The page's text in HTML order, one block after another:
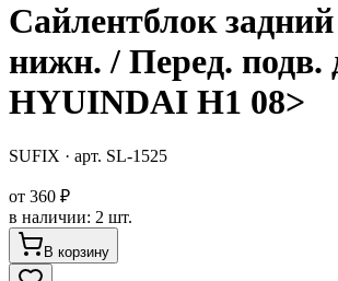
Сайлентблок
нижн. / Перед. подв.
HYUINDAI H1 08>
SUFIX · арт. SL-1525
от 360 ₽
в наличии: 2 шт.
В корзину